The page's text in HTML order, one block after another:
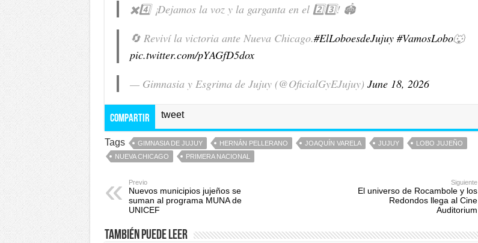
✖️4️⃣ ¡Dejamos la voz y la garganta en el 2️⃣3️⃣! 🏟️
🔄 Reviví la victoria ante Nueva Chicago.#ElLoboesdeJujuy #VamosLobo🐺
pic.twitter.com/pYAGfD5dox
— Gimnasia y Esgrima de Jujuy (@OficialGyEJujuy) June 18, 2026
Compartir tweet
Tags GIMNASIA DE JUJUY HERNÁN PELLERANO JOAQUÍN VARELA JUJUY
LOBO JUJEÑO
NUEVA CHICAGO
PRIMERA NACIONAL
Previo
Nuevos municipios jujeños se
suman al programa MUNA de
UNICEF
Siguiente
El universo de Rocambole y los
Redondos llega al Cine
Auditorium
También puede leer